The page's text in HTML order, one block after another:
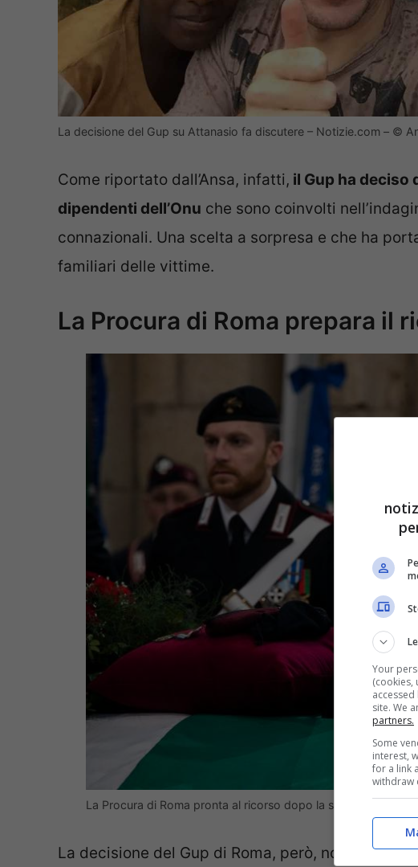
La decisione del Gup su Attanasio fa discutere – Notizie.com – ©
Come riportato dall’Ansa, infatti, il Gup ha deciso
dipendenti dell’Onu che sono coinvolti
connazionali. Una scelta a sorpresa e che ha
familiari delle vittime.
La Procura di Roma prepara il
La Procura di Roma pronta al ricorso dopo la sentenza –
La decisione del Gup di Roma, però, non chiude
Your
(cookies,
site. We
partners.
Some
interest,
for a link
withdraw